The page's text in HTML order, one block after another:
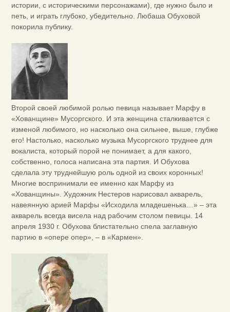
истории, с историческими персонажами), где нужно было и
петь, и играть глубоко, убедительно. Любаша Обуховой
покорила публику.
Второй своей любимой ролью певица называет Марфу в
«Хованщине» Мусоргского. И эта женщина сталкивается с
изменой любимого, но насколько она сильнее, выше, глубже
его! Настолько, насколько музыка Мусоргского труднее для
вокалиста, который порой не понимает, а для какого,
собственно, голоса написана эта партия. И Обухова
сделала эту труднейшую роль одной из своих коронных!
Многие воспринимали ее именно как Марфу из
«Хованщины». Художник Нестеров нарисовал акварель,
навеянную арией Марфы «Исходила младешенька…» – эта
акварель всегда висела над рабочим столом певицы. 14
апреля 1930 г. Обухова блистательно спела заглавную
партию в «опере опер», – в «Кармен».